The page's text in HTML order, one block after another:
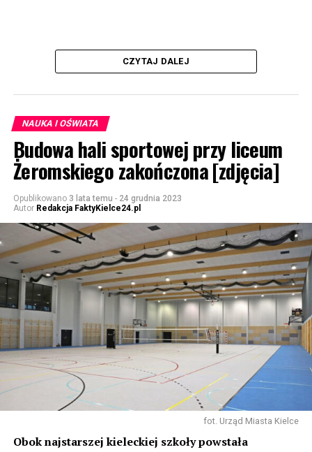
CZYTAJ DALEJ
NAUKA I OŚWIATA
Budowa hali sportowej przy liceum
Żeromskiego zakończona [zdjęcia]
Opublikowano 3 lata temu - 24 grudnia 2023
Autor Redakcja FaktyKielce24.pl
fot. Urząd Miasta Kielce
Obok najstarszej kieleckiej szkoły powstała